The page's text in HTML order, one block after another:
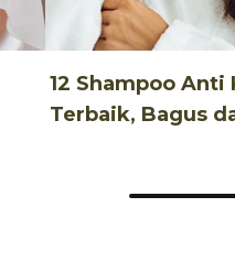
12 Shampoo Anti
Terbaik, Bagus